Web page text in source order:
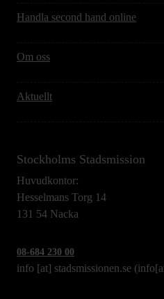
Handla second hand online
Om oss
Aktuellt
Stockholms Stadsmission
Huvudkontor:
Hesselmans Torg 14
131 54 Nacka
08-684 230 00
info [at] stadsmissionen.se